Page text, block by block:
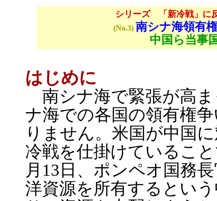
シリーズ 「新冷戦」に
(No.3) 南シナ海領有
中国ら当事
はじめに
南シナ海で緊張が高
ナ海での各国の領有権
りません。米国が中国
冷戦を仕掛けているこ
月13日、ポンペオ国務
洋資源を所有するとい